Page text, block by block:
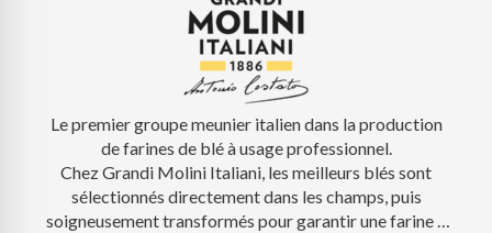
Le premier groupe meunier italien dans la production
de farines de blé à usage professionnel.
Chez Grandi Molini Italiani, les meilleurs blés sont
sélectionnés directement dans les champs, puis
soigneusement transformés pour garantir une farine à